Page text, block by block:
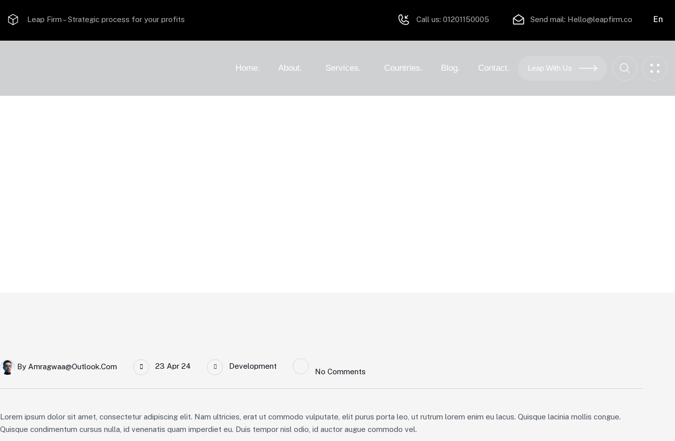
Leap Firm –Strategic process for your profits Call us: 01201150005 Send mail: Hello@leapfirm.co En
Home. About. Services. Countries. Blog. Contact. Leap With Us
By Amragwaa@outlook.com 23 Apr 24 Development
No Comments
Lorem ipsum dolor sit amet, consectetur adipiscing elit. Nam ultricies, erat ut commodo vulputate, elit purus porta leo, ut rutrum lorem enim eu lacus. Quisque lacinia mollis congue.
Quisque condimentum cursus nulla, id venenatis quam imperdiet eu. Duis tempor nisl odio, id auctor augue commodo vel.